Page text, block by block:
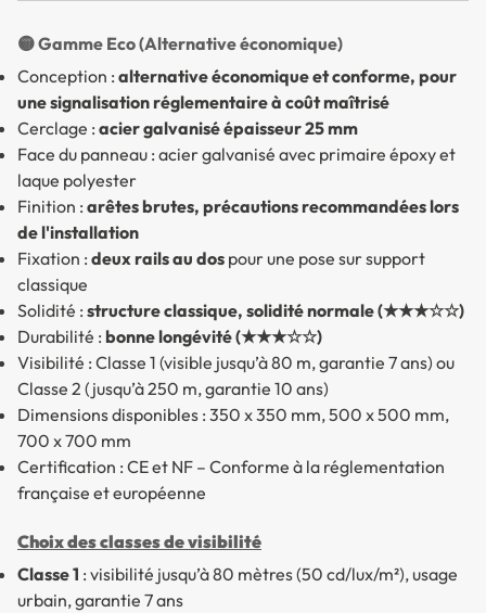
🟡 Gamme Eco (Alternative économique)
Conception : alternative économique et conforme, pour
une signalisation réglementaire à coût maîtrisé
Cerclage : acier galvanisé épaisseur 25 mm
Face du panneau : acier galvanisé avec primaire époxy et
laque polyester
Finition : arêtes brutes, précautions recommandées lors
de l'installation
Fixation : deux rails au dos pour une pose sur support
classique
Solidité : structure classique, solidité normale (★★★☆☆)
Durabilité : bonne longévité (★★★☆☆)
Visibilité : Classe 1 (visible jusqu’à 80 m, garantie 7 ans) ou
Classe 2 (jusqu’à 250 m, garantie 10 ans)
Dimensions disponibles : 350 x 350 mm, 500 x 500 mm,
700 x 700 mm
Certification : CE et NF – Conforme à la réglementation
française et européenne
Choix des classes de visibilité
Classe 1 : visibilité jusqu’à 80 mètres (50 cd/lux/m²), usage
urbain, garantie 7 ans